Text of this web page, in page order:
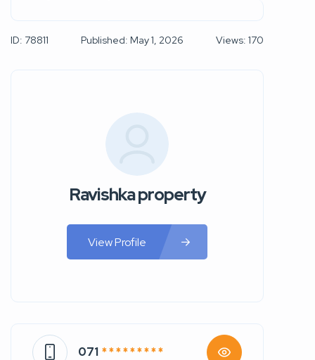
ID: 78811 Published: May 1, 2026 Views: 170
Ravishka property
View Profile
071 * * * * * * * * *